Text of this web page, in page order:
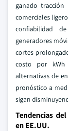
ganado
comerciales
confiabilidad
generadores
cortes
costo por
alternativas de
pronóstico a
sigan
Tendencias
en EE.UU.